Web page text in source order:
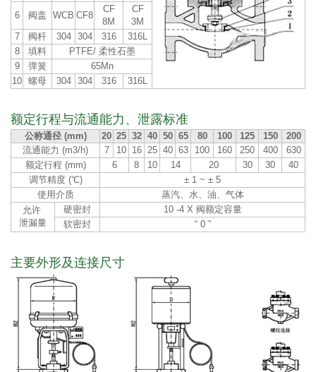
6 阀盖 WCB CF8
CF
8M
CF
3M
7
阀杆 304 304 316
316L
8
填料
PTFE/ 柔性石墨
9
弹簧
65Mn
10 螺母 304 304 316 316L
额定行程与流通能力、泄露标准
公称通径 (mm) 20 25 32 40 50 65 80 100 125 150
200
流通能力 (m3/h)
7 10 16 25 40 63 100 160 250 400
630
额定行程 (mm)
6 8 10 14 20 30 30
40
调节精度 (℃)
± 1 ~ ± 5
使用介质
蒸汽、水、油、气体
允许
泄漏量
硬密封
10 -4 X 阀额定容量
软密封
“ 0 ”
主要外形及连接尺寸